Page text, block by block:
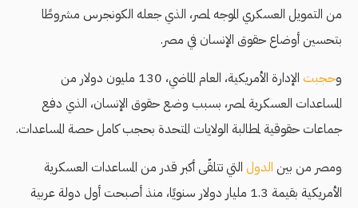
من التمويل العسكري الموجه لمصر، الذي جعله الكونجرس مشروطًا
بتحسين أوضاع حقوق الإنسان في مصر.
وحجبت
الإدارة الأمريكية، العام الماضي، 130 مليون دولار من
المساعدات العسكرية لمصر، بسبب وضع حقوق الإنسان، الذي دفع
جماعات حقوقية لمطالبة الولايات المتحدة بحجب كامل حصة المساعدات.
ومصر من بين الدول التي تتلقّى أكبر قدر من المساعدات العسكرية
الأمريكية بقيمة 1.3 مليار دولار سنويًا، منذ أصبحت أول دولة عربية